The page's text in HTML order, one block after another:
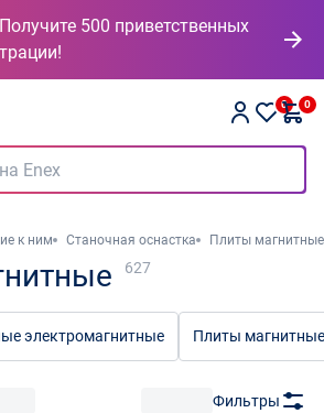
500 приветственных
0 0
к ним Станочная оснастка Плиты магнитные
627
электромагнитные Плиты
Фильтры